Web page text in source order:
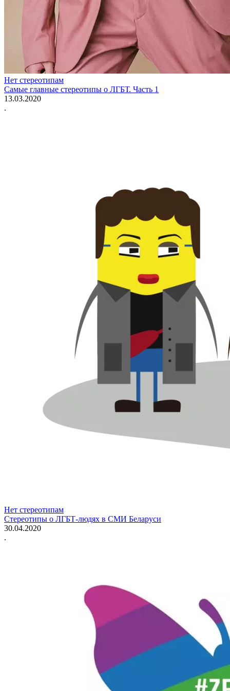
Нет стереотипам
Самые главные стереотипы о ЛГБТ. Часть 1
13.03.2020
.
Нет стереотипам
Стереотипы о ЛГБТ-людях в СМИ Беларуси
30.04.2020
.